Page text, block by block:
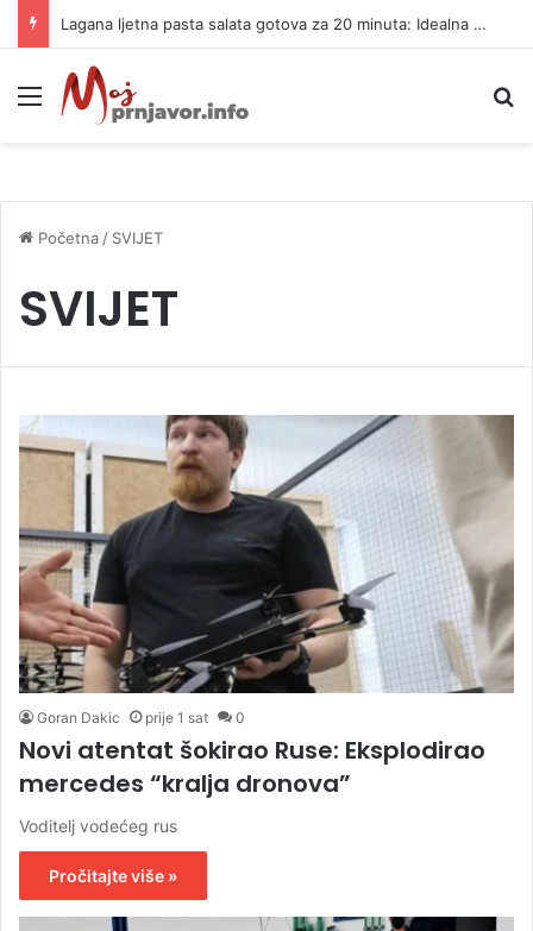
Lagana ljetna pasta salata gotova za 20 minuta: Idealna za vrele dane
Meni
Početna / SVIJET
SVIJET
Goran Dakic prije 1 sat 0
Novi atentat šokirao Ruse: Eksplodirao
mercedes “kralja dronova”
Voditelj vodećeg rus
Pročitajte više »